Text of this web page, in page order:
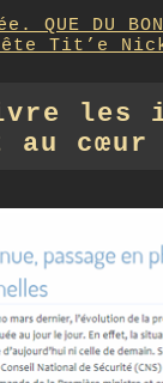
QUE DU
Tit’e
les
au cœur